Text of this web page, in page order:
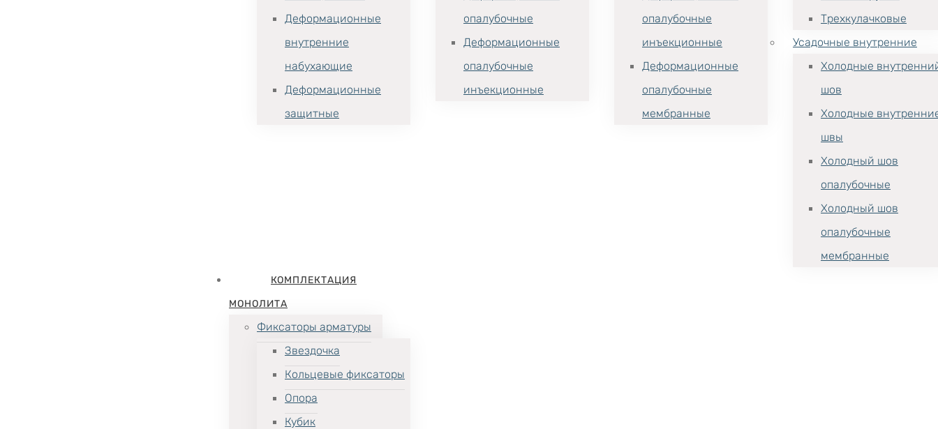
Деформационные
внутренние
набухающие
Деформационные
защитные
опалубочные
Деформационные
опалубочные
инъекционные
опалубочные
инъекционные
Деформационные
опалубочные
мембранные
Трехкулачковые
Усадочные внутренние
Холодные
шов
Холодные
швы
Холодный шов
опалубочные
Холодный шов
опалубочные
мембранные
КОМПЛЕКТАЦИЯ
МОНОЛИТА
Фиксаторы арматуры
Звездочка
Кольцевые фиксаторы
Опора
Кубик